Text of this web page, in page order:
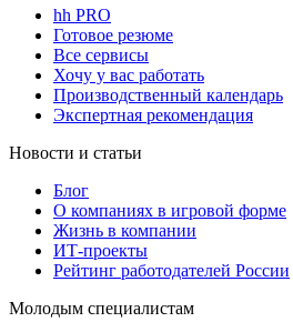
hh PRO
Готовое резюме
Все сервисы
Хочу у вас работать
Производственный календарь
Экспертная рекомендация
Новости и статьи
Блог
О компаниях в игровой форме
Жизнь в компании
ИТ-проекты
Рейтинг работодателей России
Молодым специалистам